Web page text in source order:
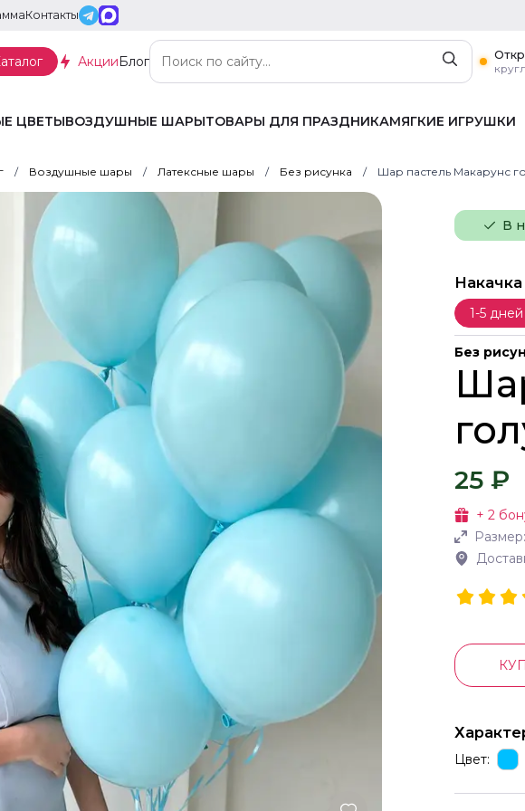
Контакты
АкцииБлог
ЦВЕТЫВОЗДУШНЫЕ ШАРЫТОВАРЫ ДЛЯ ПРАЗДНИКАМЯГКИЕ ИГРУШКИ
Воздушные шары Латексные шары Без рисунка Шар пастель Макарунс
В
1-5
Без
25 ₽
+ 2
Цвет: